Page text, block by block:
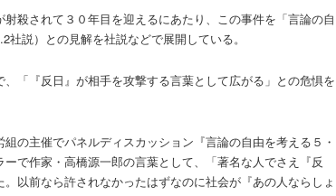
殺されて３０年目を迎えるにあたり、この事件を「言論の自
説）との見解を社説などで展開している。
「『反日』が相手を攻撃する言葉として広がる」との危惧を
の主催でパネルディスカッション『言論の自由を考える５・
で作家・高橋源一郎の言葉として、「著名な人でさえ『反
以前なら許されなかったはずなのに社会が『あの人ならしょ